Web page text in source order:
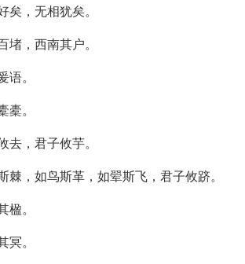
矣，无相犹矣。
，西南其户。
。
。
去，君子攸芋。
棘，如鸟斯革，如翚斯飞，君子攸跻。
。
。